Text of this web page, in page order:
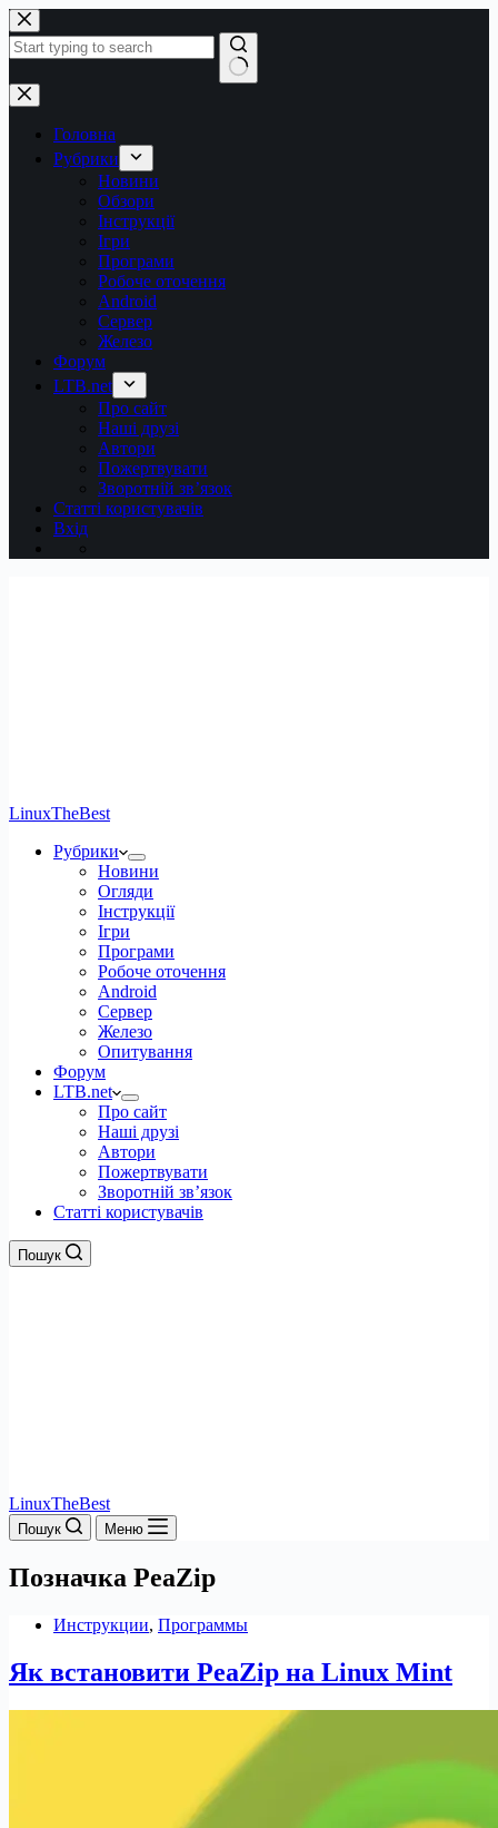
Перейти
до
вмісту
Немає
результатів
Головна
Рубрики
Новини
Обзори
Інструкції
Ігри
Програми
Робоче оточення
Android
Сервер
Железо
Форум
LTB.net
Про сайт
Наші друзі
Автори
Пожертвувати
Зворотній зв’язок
Статті користувачів
Вхід
LinuxTheBest
Рубрики
Новини
Огляди
Інструкції
Ігри
Програми
Робоче оточення
Android
Сервер
Железо
Опитування
Форум
LTB.net
Про сайт
Наші друзі
Автори
Пожертвувати
Зворотній зв’язок
Статті користувачів
Пошук
LinuxTheBest
Пошук Меню
Позначка PeaZip
Инструкции, Программы
Як встановити PeaZip на Linux Mint